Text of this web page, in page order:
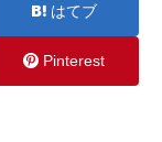
はてブ
Pinterest